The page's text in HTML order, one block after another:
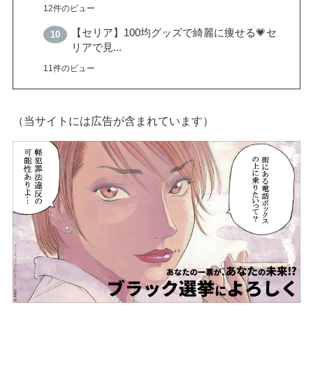
12件のビュー
【セリア】100均グッズで綺麗に痩せる💗セ
リアで見...
11件のビュー
（当サイトには広告が含まれています）